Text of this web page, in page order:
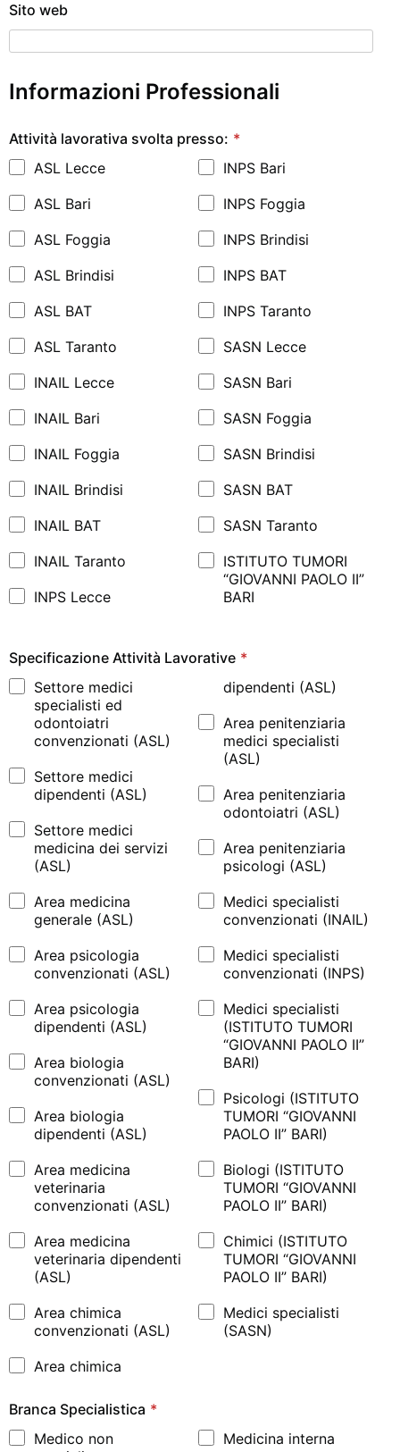
Sito web
Informazioni Professionali
Attività lavorativa svolta presso: *
ASL Lecce
ASL Bari
ASL Foggia
ASL Brindisi
ASL BAT
ASL Taranto
INAIL Lecce
INAIL Bari
INAIL Foggia
INAIL Brindisi
INAIL BAT
INAIL Taranto
INPS Lecce
INPS Bari
INPS Foggia
INPS Brindisi
INPS BAT
INPS Taranto
SASN Lecce
SASN Bari
SASN Foggia
SASN Brindisi
SASN BAT
SASN Taranto
ISTITUTO TUMORI
“GIOVANNI PAOLO II”
BARI
Specificazione Attività Lavorative *
Settore medici
specialisti ed
odontoiatri
convenzionati (ASL)
Settore medici
dipendenti (ASL)
Settore medici
medicina dei servizi
(ASL)
Area medicina
generale (ASL)
Area psicologia
convenzionati (ASL)
Area psicologia
dipendenti (ASL)
Area biologia
convenzionati (ASL)
Area biologia
dipendenti (ASL)
Area medicina
veterinaria
convenzionati (ASL)
Area medicina
veterinaria dipendenti
(ASL)
Area chimica
convenzionati (ASL)
Area chimica
dipendenti (ASL)
Area penitenziaria
medici specialisti
(ASL)
Area penitenziaria
odontoiatri (ASL)
Area penitenziaria
psicologi (ASL)
Medici specialisti
convenzionati (INAIL)
Medici specialisti
convenzionati (INPS)
Medici specialisti
(ISTITUTO TUMORI
“GIOVANNI PAOLO II”
BARI)
Psicologi (ISTITUTO
TUMORI “GIOVANNI
PAOLO II” BARI)
Biologi (ISTITUTO
TUMORI “GIOVANNI
PAOLO II” BARI)
Chimici (ISTITUTO
TUMORI “GIOVANNI
PAOLO II” BARI)
Medici specialisti
(SASN)
Branca Specialistica *
Medico non
Medicina interna